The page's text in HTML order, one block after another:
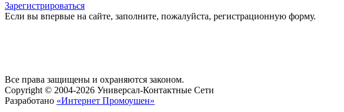
Зарегистрироваться
Если вы впервые на сайте, заполните, пожалуйста, регистрационную форму.
Все права защищены и охраняются законом.
Copyright © 2004-2026 Универсал-Контактные Сети
Разработано «Интернет Промоушен»